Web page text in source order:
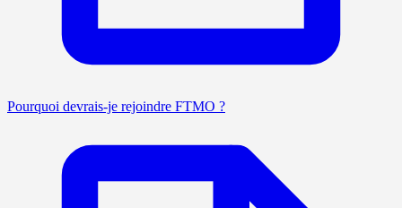
Pourquoi devrais-je rejoindre FTMO ?